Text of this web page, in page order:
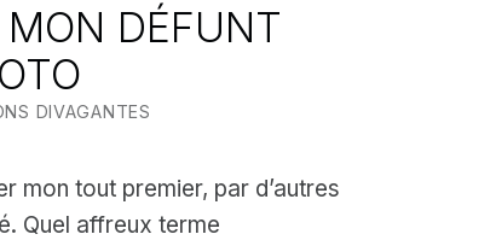
DÉFUNT
DIVAGANTES
mon tout premier, par d’autres
Quel affreux terme